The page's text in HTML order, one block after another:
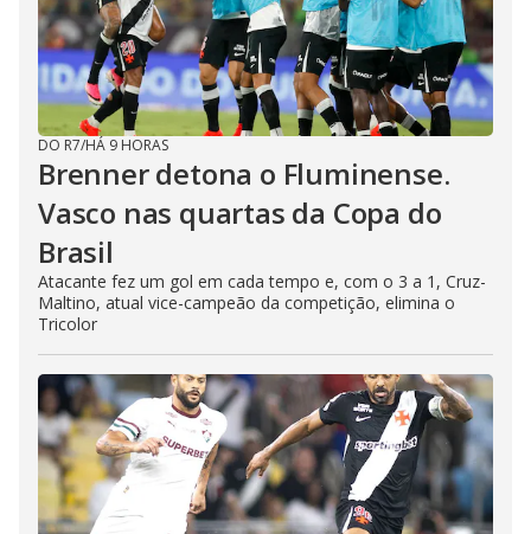
DO R7/HÁ 9 HORAS
Brenner detona o Fluminense.
Vasco nas quartas da Copa do
Brasil
Atacante fez um gol em cada tempo e, com o 3 a 1, Cruz-
Maltino, atual vice-campeão da competição, elimina o
Tricolor